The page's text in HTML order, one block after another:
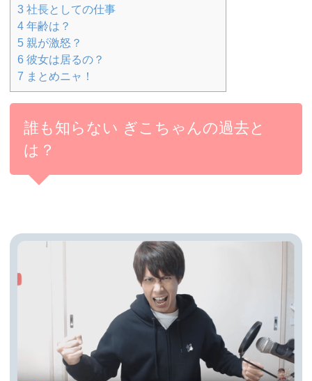
3 社長としての仕事
4 年齢は？
5 親が激怒？
6 彼女は居るの？
7 まとめニャ！
誰も知らない ぎこちゃんの過去と
は？